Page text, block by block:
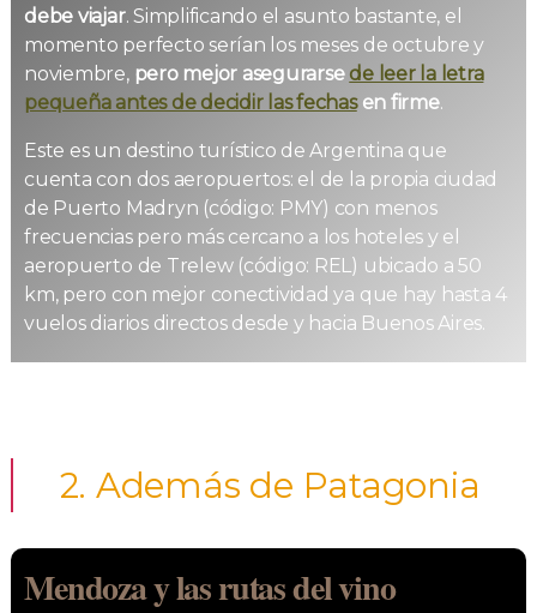
debe viajar. Simplificando el asunto bastante, el
momento perfecto serían los meses de octubre y
noviembre, pero mejor asegurarse de leer la letra
pequeña antes de decidir las fechasen firme.
Este es un destino turístico de Argentina que
cuenta con dos aeropuertos: el de la propia ciudad
de Puerto Madryn (código: PMY) con menos
frecuencias pero más cercano a los hoteles y el
aeropuerto de Trelew (código: REL) ubicado a 50
km, pero con mejor conectividad ya que hay hasta 4
vuelos diarios directos desde y hacia Buenos Aires.
2. Además de Patagonia
Mendoza y las rutas del vino